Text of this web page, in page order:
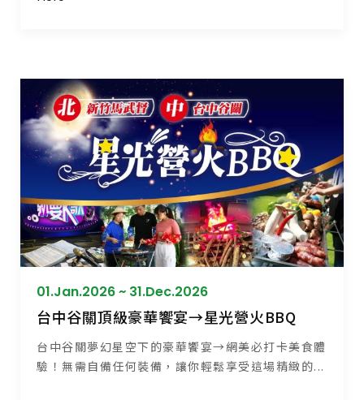
01.Jan.2026 ~ 31.Dec.2026
台中谷關頂級豪華饗宴→星光營火BBQ
台中谷關夢幻星空下的豪華饗宴→網美必打卡美食體
驗！無需自備任何裝備，讓你輕鬆享受這場精緻的...